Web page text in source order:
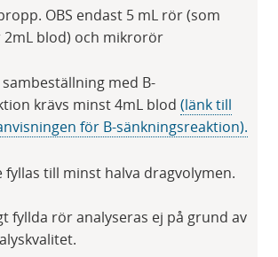
OBS endast 5 mL rör (som
2mL blod) och mikrorör
med B-
krävs minst 4mL blod(länk till
för B-sänkningsreaktion).
fyllas till minst halva dragvolymen.
fyllda rör analyseras ej på grund av